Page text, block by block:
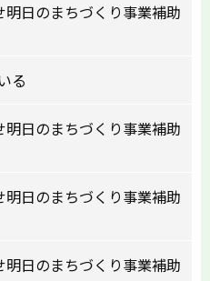
日のまちづくり事業補助
る
日のまちづくり事業補助
日のまちづくり事業補助
日のまちづくり事業補助